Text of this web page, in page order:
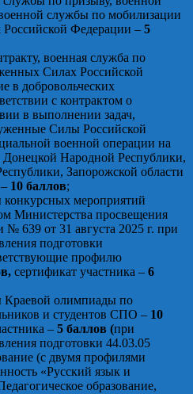
службы по мобилизации
Федерации – 5
военная служба по
Силах Российской
в добровольческих
с контрактом о
в выполнении задач,
Силы Российской
военной операции на
Народной Республики,
Запорожской области
10 баллов;
мероприятий
Министерства просвещения
639 от 31 августа 2025 г. при
подготовки
профилю
сертификат участника – 6
Краевой олимпиады по
и студентов СПО – 10
– 5 баллов (при
подготовки 44.03.05
(с двумя профилями
«Русский язык и
образование,